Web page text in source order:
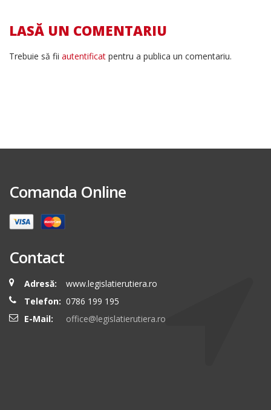
LASĂ UN COMENTARIU
Trebuie să fii autentificat pentru a publica un comentariu.
Comanda Online
Contact
Adresă:
www.legislatierutiera.ro
Telefon: 0786 199 195
E-Mail:
office@legislatierutiera.ro